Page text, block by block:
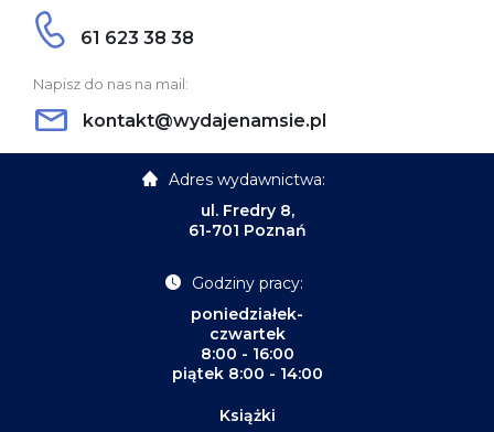
61 623 38 38
Napisz do nas na mail:
kontakt@wydajenamsie.pl
Adres wydawnictwa:
ul. Fredry 8,
61-701 Poznań
Godziny pracy:
poniedziałek-
czwartek
8:00 - 16:00
piątek 8:00 - 14:00
Książki